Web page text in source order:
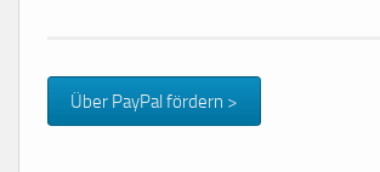
Über PayPal fördern >